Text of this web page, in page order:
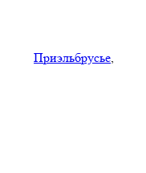
Приэльбрусье,